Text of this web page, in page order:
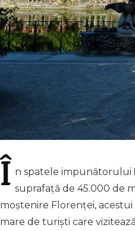
Î n spatele impunătorului
suprafață de 45.000 de
moștenire Florenței, acestui
mare de turiști care